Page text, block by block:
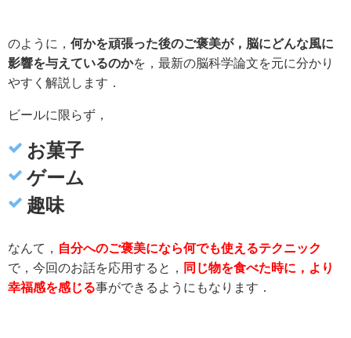
のように， 何かを頑張った後のご褒美が，脳にどんな風に
影響を与えているのかを，最新の脳科学論文を元に分かり
やすく解説します．
ビールに限らず，
お菓子
ゲーム
趣味
なんて，
自分へのご褒美になら何でも使えるテクニック
で，今回のお話を応用すると，
同じ物を食べた時に，より
幸福感を感じる事ができるようにもなります．